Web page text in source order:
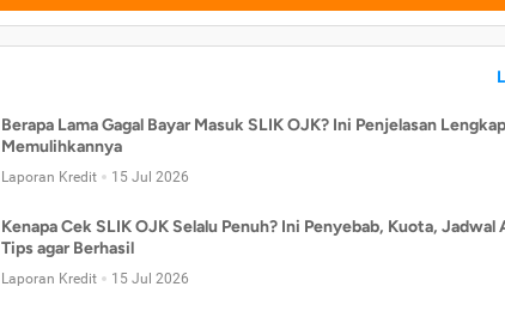
Berapa Lama Gagal Bayar Masuk SLIK OJK? Ini Penjelasan
Memulihkannya
Laporan Kredit 15 Jul 2026
Kenapa Cek SLIK OJK Selalu Penuh? Ini Penyebab, Kuota, Jadwal
Tips agar Berhasil
Laporan Kredit 15 Jul 2026